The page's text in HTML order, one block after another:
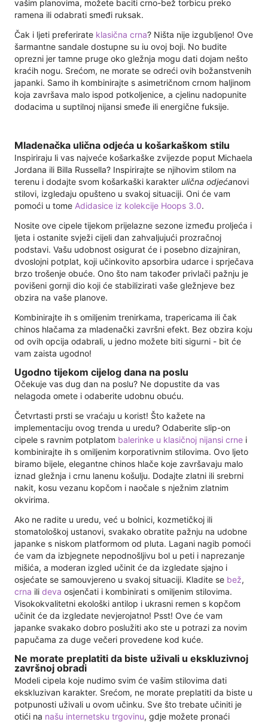
vašim planovima, možete baciti crno-bež torbicu preko
ramena ili odabrati smeđi ruksak.
Čak i ljeti preferirate klasična crna? Ništa nije izgubljeno! Ove
šarmantne sandale dostupne su iu ovoj boji. No budite
oprezni jer tamne pruge oko gležnja mogu dati dojam nešto
kraćih nogu. Srećom, ne morate se odreći ovih božanstvenih
japanki. Samo ih kombinirajte s asimetričnom crnom haljinom
koja završava malo ispod potkoljenice, a cjelinu nadopunite
dodacima u suptilnoj nijansi smeđe ili energične fuksije.
Mladenačka ulična odjeća u košarkaškom stilu
Inspiriraju li vas najveće košarkaške zvijezde poput Michaela
Jordana ili Billa Russella? Inspirirajte se njihovim stilom na
terenu i dodajte svom košarkaški karakter ulična odjećanovi
stilovi, izgledaju opušteno u svakoj situaciji. Oni će vam
pomoći u tome Adidasice iz kolekcije Hoops 3.0.
Nosite ove cipele tijekom prijelazne sezone između proljeća i
ljeta i ostanite svježi cijeli dan zahvaljujući prozračnoj
podstavi. Vašu udobnost osigurat će i posebno dizajniran,
dvoslojni potplat, koji učinkovito apsorbira udarce i sprječava
brzo trošenje obuće. Ono što nam također privlači pažnju je
povišeni gornji dio koji će stabilizirati vaše gležnjeve bez
obzira na vaše planove.
Kombinirajte ih s omiljenim trenirkama, trapericama ili čak
chinos hlačama za mladenački završni efekt. Bez obzira koju
od ovih opcija odabrali, u jedno možete biti sigurni - bit će
vam zaista ugodno!
Ugodno tijekom cijelog dana na poslu
Očekuje vas dug dan na poslu? Ne dopustite da vas
nelagoda omete i odaberite udobnu obuću.
Četvrtasti prsti se vraćaju u korist! Što kažete na
implementaciju ovog trenda u uredu? Odaberite slip-on
cipele s ravnim potplatom balerinke u klasičnoj nijansi crne i
kombinirajte ih s omiljenim korporativnim stilovima. Ovo ljeto
biramo bijele, elegantne chinos hlače koje završavaju malo
iznad gležnja i crnu lanenu košulju. Dodajte zlatni ili srebrni
nakit, kosu vezanu kopčom i naočale s nježnim zlatnim
okvirima.
Ako ne radite u uredu, već u bolnici, kozmetičkoj ili
stomatološkoj ustanovi, svakako obratite pažnju na udobne
japanke s niskom platformom od pluta. Lagani nagib pomoći
će vam da izbjegnete nepodnošljivu bol u peti i naprezanje
mišića, a moderan izgled učinit će da izgledate sjajno i
osjećate se samouvjereno u svakoj situaciji. Kladite se bež,
crna ili deva osjenčati i kombinirati s omiljenim stilovima.
Visokokvalitetni ekološki antilop i ukrasni remen s kopčom
učinit će da izgledate nevjerojatno! Psst! Ove će vam
japanke svakako dobro poslužiti ako ste u potrazi za novim
papučama za duge večeri provedene kod kuće.
Ne morate preplatiti da biste uživali u ekskluzivnoj
završnoj obradi
Modeli cipela koje nudimo svim će vašim stilovima dati
ekskluzivan karakter. Srećom, ne morate preplatiti da biste u
potpunosti uživali u ovom učinku. Sve što trebate učiniti je
otići na našu internetsku trgovinu, gdje možete pronaći